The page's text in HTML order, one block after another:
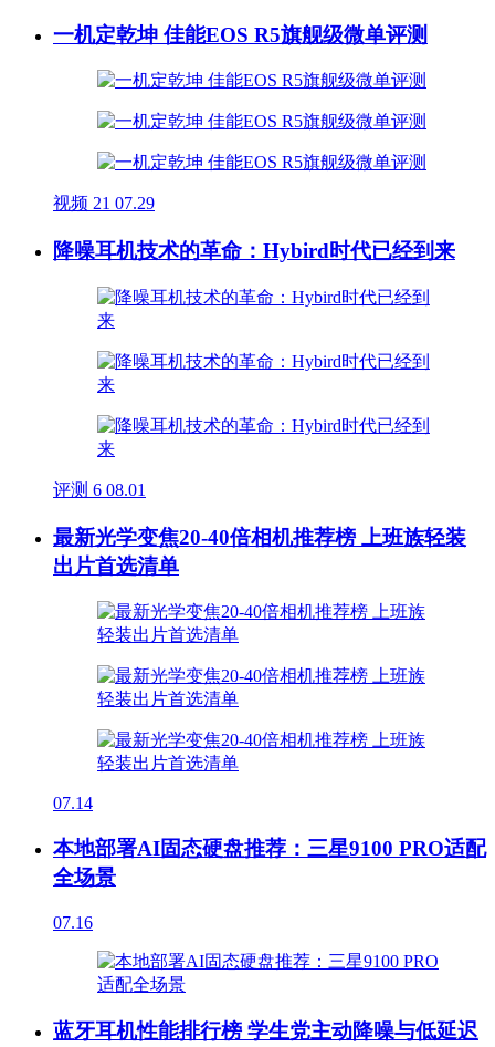
一机定乾坤 佳能EOS R5旗舰级微单评测
视频 21 07.29
降噪耳机技术的革命：Hybird时代已经到来
评测 6 08.01
最新光学变焦20-40倍相机推荐榜 上班族轻装
出片首选清单
07.14
本地部署AI固态硬盘推荐：三星9100 PRO适配
全场景
07.16
蓝牙耳机性能排行榜 学生党主动降噪与低延迟